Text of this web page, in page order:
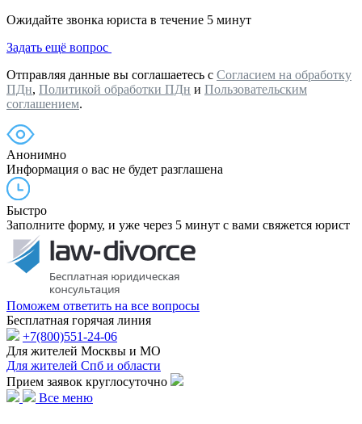
Ожидайте звонка юриста в течение 5 минут
Задать ещё вопрос
Отправляя данные вы соглашаетесь с Согласием на обработку
ПДн, Политикой обработки ПДн и Пользовательским
соглашением.
Анонимно
Информация о вас не будет разглашена
Быстро
Заполните форму, и уже через 5 минут с вами свяжется юрист
Поможем ответить на все вопросы
Бесплатная горячая линия
+7(800)551-24-06
Для жителей Москвы и МО
Для жителей Спб и области
Прием заявок круглосуточно
Все меню